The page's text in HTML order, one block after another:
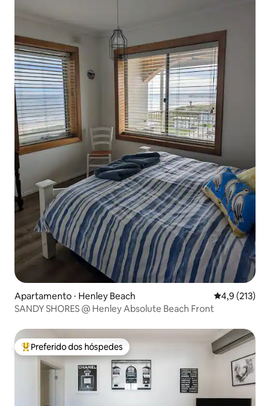
Apartamento ⋅ Henley Beach 4,9 de uma
4,9 (213)
SANDY SHORES @ Henley Absolute Beach Front
Entre os melhores preferidos dos hóspedes
Preferido dos hóspedes